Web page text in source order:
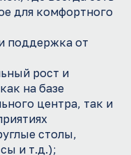
для комфортного
поддержка от
рост и
на базе
центра, так и
столы,
и т.д.);